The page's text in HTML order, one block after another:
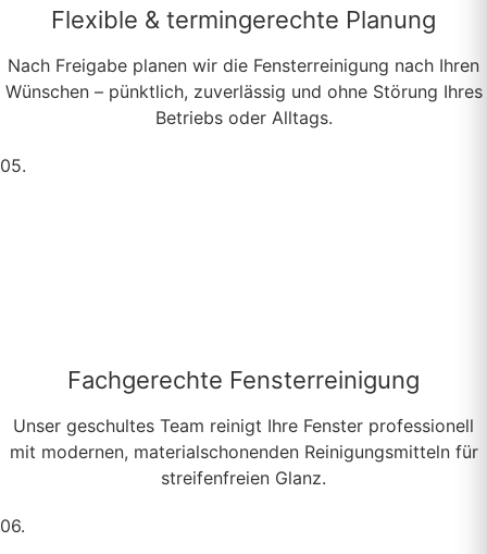
Flexible & termingerechte Planung
Nach Freigabe planen wir die Fensterreinigung nach Ihren
Wünschen – pünktlich, zuverlässig und ohne Störung Ihres
Betriebs oder Alltags.
05.
Fachgerechte Fensterreinigung
Unser geschultes Team reinigt Ihre Fenster professionell
mit modernen, materialschonenden Reinigungsmitteln für
streifenfreien Glanz.
06.